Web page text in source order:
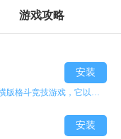
游戏攻略
火柴人联盟2021是一款相当出色的横版格斗竞技游戏，它以火柴人形象高度还原了知名端游《英雄联盟》里的众多英雄。玩家能够自由挑选两名火柴人英雄开启自己的战斗秀，这里有着炫酷的技能特效和一流的打击感，感兴趣的话就快来体验火柴人联盟2021吧！
安装
安装